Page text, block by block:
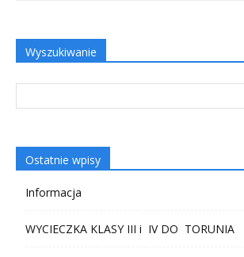
Wyszukiwanie
Ostatnie wpisy
Informacja
WYCIECZKA KLASY III i IV DO TORUNIA